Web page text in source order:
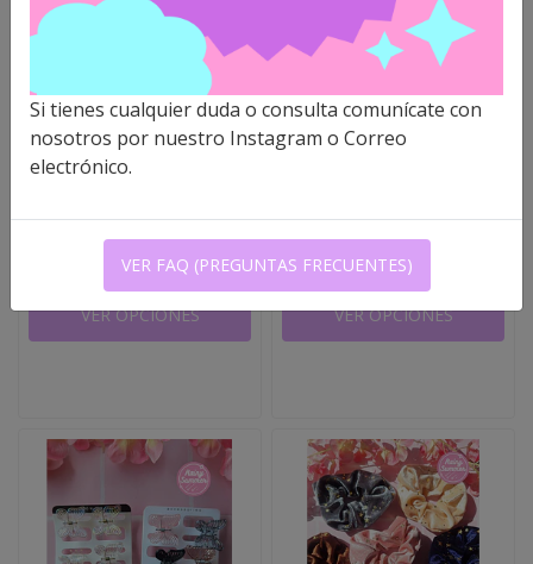
SET DE PINCHES DE
CORAZÓN
$1.800 CLP
VER OPCIONES
SET DE PINCHES DE
$1.900 CLP
VER OPCIONES
Si tienes cualquier duda o consulta comunícate con
nosotros por nuestro Instagram o Correo
electrónico.
VER FAQ (PREGUNTAS FRECUENTES)